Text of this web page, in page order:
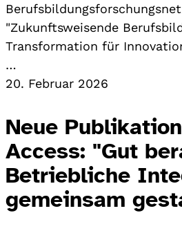
"Zukunftsweisende
Transformation für
…
20. Februar 2026
Neue
Access: "Gut
Betriebliche
gemeinsam